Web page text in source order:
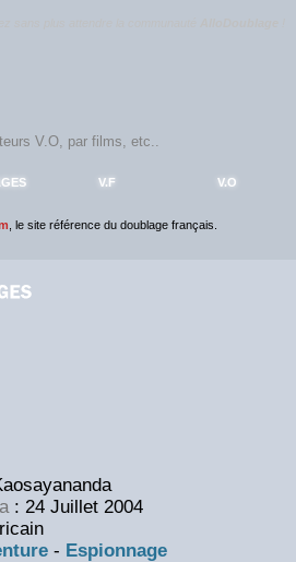
V.F V.O
, le site référence du doublage français.
: 24 Juillet 2004
- Espionnage